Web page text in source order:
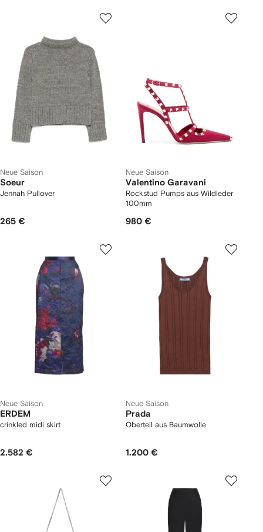
Neue Saison
Soeur
Jennah Pullover
265 €
Neue Saison
Valentino Garavani
Rockstud Pumps aus Wildleder
100mm
980 €
Neue Saison
ERDEM
crinkled midi skirt
2.582 €
Neue Saison
Prada
Oberteil aus Baumwolle
1.200 €